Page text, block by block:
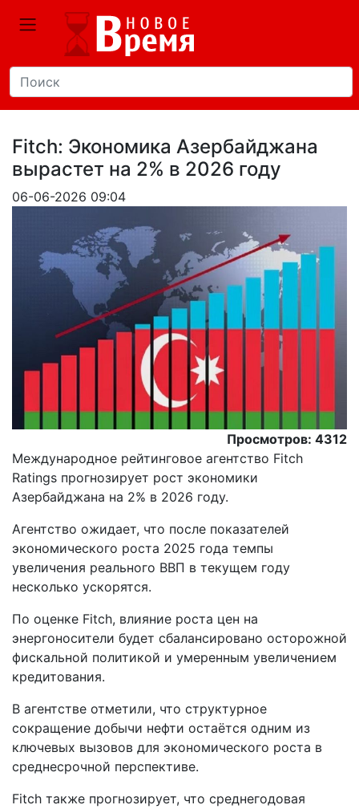
Fitch: Экономика Азербайджана
вырастет на 2% в 2026 году
06-06-2026 09:04
Просмотров: 4312
Международное рейтинговое агентство Fitch
Ratings прогнозирует рост экономики
Азербайджана на 2% в 2026 году.
Aгентство ожидает, что после показателей
экономического роста 2025 года темпы
увеличения реального ВВП в текущем году
несколько ускорятся.
По оценке Fitch, влияние роста цен на
энергоносители будет сбалансировано осторожной
фискальной политикой и умеренным увеличением
кредитования.
В агентстве отметили, что структурное
сокращение добычи нефти остаётся одним из
ключевых вызовов для экономического роста в
среднесрочной перспективе.
Fitch также прогнозирует, что среднегодовая